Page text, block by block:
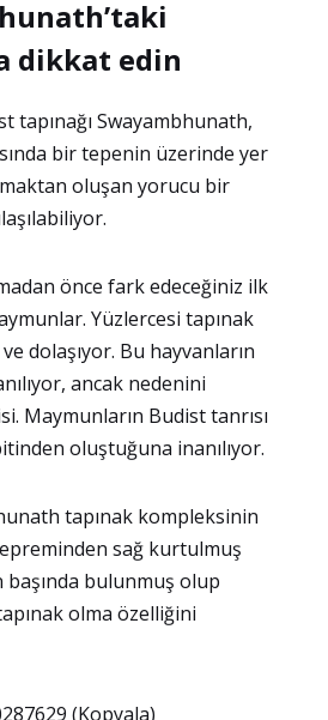
dikkat edin
tapınağı Swayambhunath,
bir tepenin üzerinde yer
oluşan yorucu bir
önce fark edeceğiniz ilk
Yüzlercesi tapınak
dolaşıyor. Bu hayvanların
ancak nedenini
Maymunların Budist tanrısı
oluştuğuna inanılıyor.
tapınak kompleksinin
sağ kurtulmuş
başında bulunmuş olup
olma özelliğini